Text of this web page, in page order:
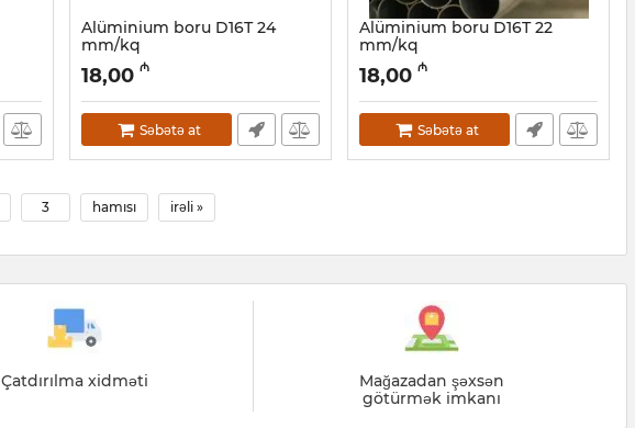
Alüminium boru D16Т 24
mm/kq
Artikul: 030001046
18,00 ₼
Səbətə at
Alüminium boru D16Т 22
mm/kq
Artikul: 030001045
18,00 ₼
Səbətə at
3 hamısı irəli »
Çatdırılma xidməti
Mağazadan şəxsən
götürmək imkanı